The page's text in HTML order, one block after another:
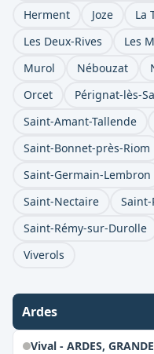
Herment
Joze La
Les Deux-Rives
Les
Murol
Nébouzat
Orcet
Pérignat-lès-
Saint-Amant-Tallende
Saint-Bonnet-près-Riom
Saint-Germain-Lembron
Saint-Nectaire
Saint-Rémy-sur-Durolle
Viverols
Ardes
Vival - ARDES,